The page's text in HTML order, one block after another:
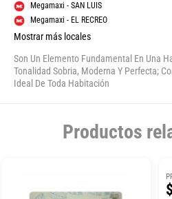
Megamaxi - SAN LUIS
Megamaxi - EL RECREO
Mostrar más locales
Son Un Elemento Fundamental En Una
Tonalidad Sobria, Moderna Y Perfecta;
Ideal De Toda Habitación
Productos